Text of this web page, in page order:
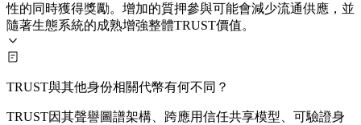
性的同時獲得獎勵。增加的質押參與可能會減少流通供應，並
隨著生態系統的成熟增強整體TRUST價值。
TRUST與其他身份相關代幣有何不同？
TRUST因其聲譽圖譜架構、跨應用信任共享模型、可驗證身